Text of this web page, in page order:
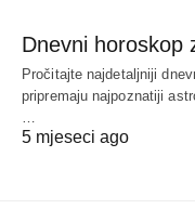
Dnevni horoskop
Pročitajte najdetaljniji
pripremaju najpoznatiji
…
5 mjeseci ago